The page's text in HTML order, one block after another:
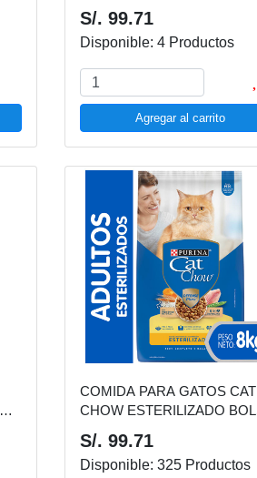
S/. 99.71
Disponible: 4 Productos
Agregar al carrito
COMIDA PARA GATOS CAT
CHOW ESTERILIZADO BOLSA
S/. 99.71
Disponible: 325 Productos